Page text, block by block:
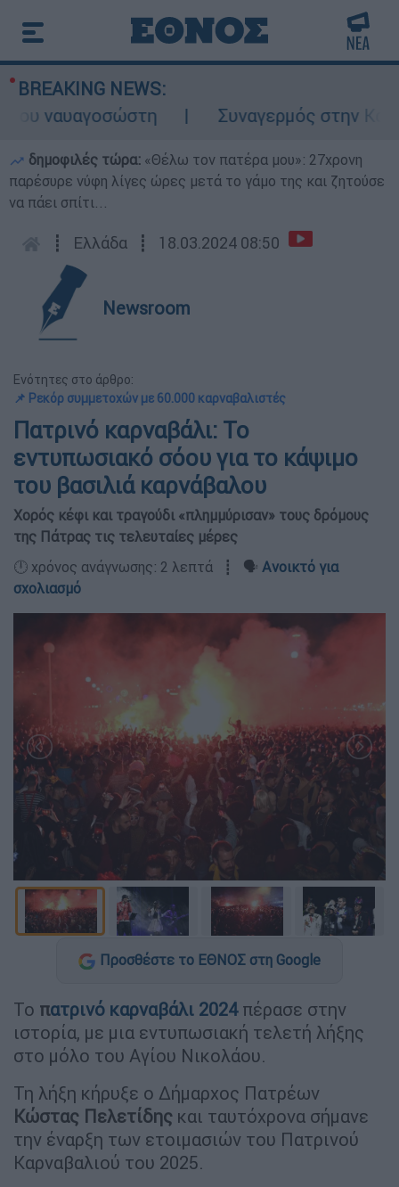
BREAKING NEWS:
ναυαγοσώστη
Συναγερμός στην
δημοφιλές τώρα: «Θέλω τον πατέρα μου»: 27χρονη
παρέσυρε νύφη λίγες ώρες μετά το γάμο της και ζητούσε
να πάει σπίτι...
┋ Ελλάδα ┋ 18.03.2024 08:50
Newsroom
Ενότητες στο άρθρο:
📌 Ρεκόρ συμμετοχών με 60.000 καρναβαλιστές
Πατρινό καρναβάλι: Το
εντυπωσιακό σόου για το κάψιμο
του βασιλιά καρνάβαλου
Χορός κέφι και τραγούδι «πλημμύρισαν» τους δρόμους
της Πάτρας τις τελευταίες μέρες
🕛 χρόνος ανάγνωσης: 2 λεπτά ┋ 🗣️ Ανοικτό για
σχολιασμό
Προσθέστε το ΕΘΝΟΣ στη Google
Το πατρινό καρναβάλι 2024πέρασε στην
ιστορία, με μια εντυπωσιακή τελετή λήξης
στο μόλο του Αγίου Νικολάου.
Τη λήξη κήρυξε ο Δήμαρχος Πατρέων
Κώστας Πελετίδης και ταυτόχρονα σήμανε
την έναρξη των ετοιμασιών του Πατρινού
Καρναβαλιού του 2025.